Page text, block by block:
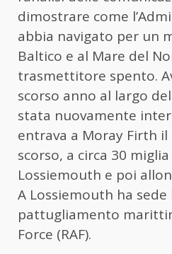
dimostrare come
abbia navigato per un
Baltico e al Mare del
trasmettitore spento.
scorso anno al largo
stata nuovamente
entrava a Moray Firth il
scorso, a circa 30
Lossiemouth e poi
A Lossiemouth ha
pattugliamento
Force (RAF).